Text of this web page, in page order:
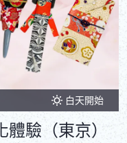
白天開始
驗（東京）